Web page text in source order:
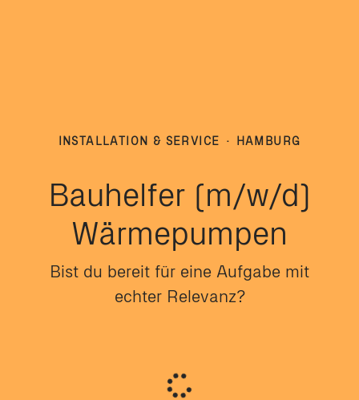
INSTALLATION & SERVICE · HAMBURG
Bauhelfer (m/w/d)
Wärmepumpen
Bist du bereit für eine Aufgabe mit
echter Relevanz?